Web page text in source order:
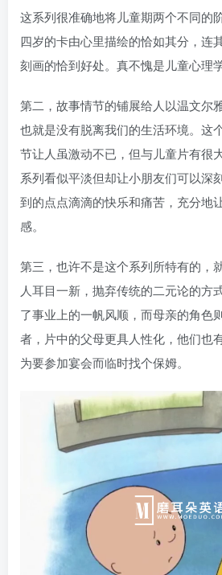
这系列很准确地将儿童期两个不同的
四岁的卡由心里描绘的恰如其分，连
刻画的恰到好处。真不愧是儿童心理
第二，故事情节的铺展给人以温文尔
也就是没有脱离我们的生活环境。这
节让人虽激动不已，但与儿童片有很
系列看似平淡但却让小朋友们可以深
到的点点滴滴的快乐和痛苦，充分地
感。
第三，也许不是这个系列所特有的，
人耳目一新，抛弃传统的二元论的方
了事业上的一帆风顺，而母亲的角色
者，片中的父母更具人性化，他们也
为要参加宴会而临时找个保姆。